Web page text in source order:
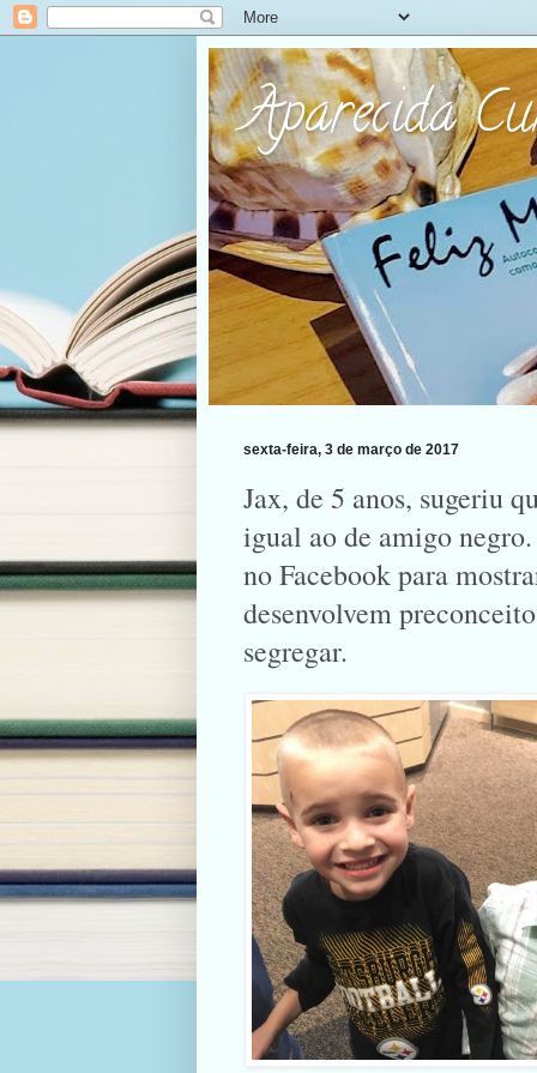
Aparecida
sexta-feira, 3 de março de 2017
Jax, de 5 anos, sugeriu
igual ao de amigo
no Facebook para
desenvolvem
segregar.